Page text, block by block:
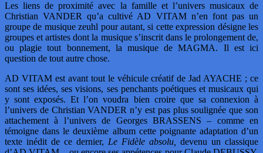
Les liens de proximité avec la famille et l’univers musicaux de
Christian VANDER qu’a cultivé AD VITAM n’en font pas un
groupe de musique zeuhl pour autant, si cette expression désigne les
groupes et artistes dont la musique s’inscrit dans le prolongement de,
ou plagie tout bonnement, la musique de MAGMA. Il est ici
question de tout autre chose.
AD VITAM est avant tout le véhicule créatif de Jad AYACHE ; ce
sont ses idées, ses visions, ses penchants poétiques et musicaux qui
y sont exposés. Et l’on voudra bien croire que sa connexion à
l’univers de Christian VANDER n’y est pas plus soulignée que son
attachement à l’univers de Georges BRASSENS – comme en
témoigne dans le deuxième album cette poignante adaptation d’un
texte inédit de ce dernier, Le Fidèle absolu,
devenu un classique